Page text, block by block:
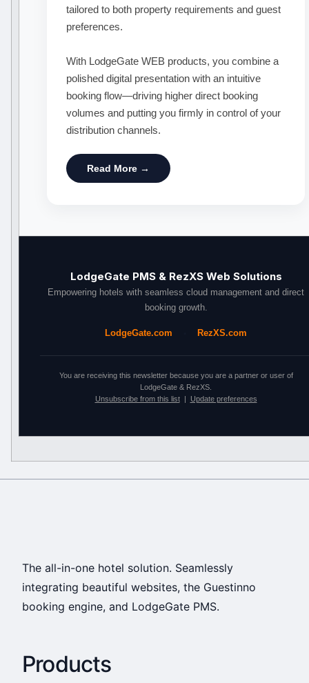
tailored to both property requirements and guest
preferences.
With LodgeGate WEB products, you combine a
polished digital presentation with an intuitive
booking flow—driving higher direct booking
volumes and putting you firmly in control of your
distribution channels.
Read More →
LodgeGate PMS & RezXS Web Solutions
Empowering hotels with seamless cloud management and direct
booking growth.
LodgeGate.com RezXS.com
You are receiving this newsletter because you are a partner or user of
LodgeGate & RezXS.
Unsubscribe from this list| Update preferences
The all-in-one hotel solution. Seamlessly
integrating beautiful websites, the Guestinno
booking engine, and LodgeGate PMS.
Products